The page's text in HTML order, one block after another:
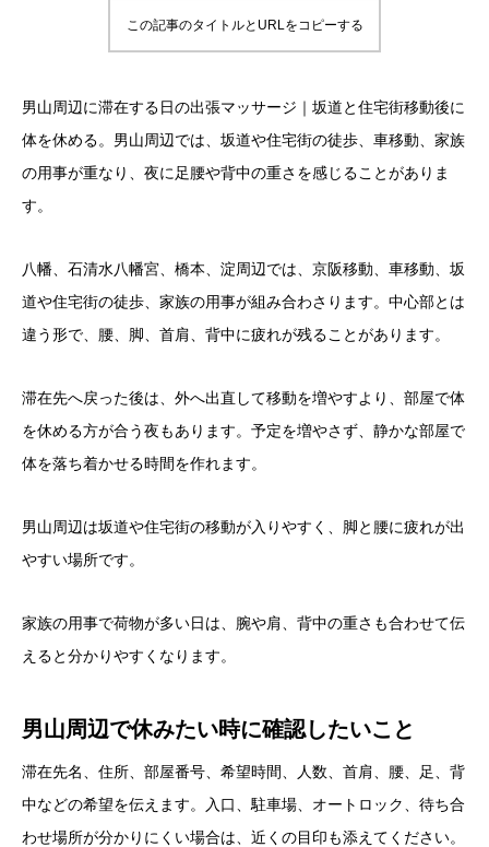
この記事のタイトルとURLをコピーする
男山周辺に滞在する日の出張マッサージ｜坂道と住宅街移動後に
体を休める。男山周辺では、坂道や住宅街の徒歩、車移動、家族
の用事が重なり、夜に足腰や背中の重さを感じることがありま
す。
八幡、石清水八幡宮、橋本、淀周辺では、京阪移動、車移動、坂
道や住宅街の徒歩、家族の用事が組み合わさります。中心部とは
違う形で、腰、脚、首肩、背中に疲れが残ることがあります。
滞在先へ戻った後は、外へ出直して移動を増やすより、部屋で体
を休める方が合う夜もあります。予定を増やさず、静かな部屋で
体を落ち着かせる時間を作れます。
男山周辺は坂道や住宅街の移動が入りやすく、脚と腰に疲れが出
やすい場所です。
家族の用事で荷物が多い日は、腕や肩、背中の重さも合わせて伝
えると分かりやすくなります。
男山周辺で休みたい時に確認したいこと
滞在先名、住所、部屋番号、希望時間、人数、首肩、腰、足、背
中などの希望を伝えます。入口、駐車場、オートロック、待ち合
わせ場所が分かりにくい場合は、近くの目印も添えてください。